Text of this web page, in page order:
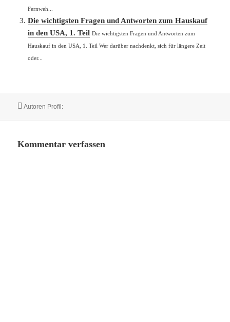
Fernweh...
Die wichtigsten Fragen und Antworten zum Hauskauf
in den USA, 1. Teil Die wichtigsten Fragen und Antworten zum
Hauskauf in den USA, 1. Teil Wer darüber nachdenkt, sich für längere Zeit
oder...
Autor
Autoren Profil:
Kommentar verfassen